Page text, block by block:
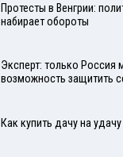
Протесты в Венгрии:
набирает обороты
Эксперт: только Россия
возможность защитить
Как купить дачу на удачу